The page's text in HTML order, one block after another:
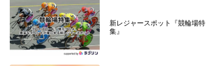
新レジャースポット『競輪場特
集』